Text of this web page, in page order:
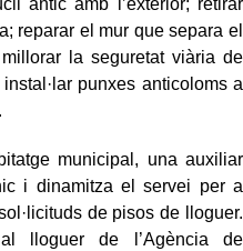
antic amb l’exterior; retirar
reparar el mur que separa el
la seguretat viària de
punxes anticoloms a
municipal, una auxiliar
i dinamitza el servei per a
de pisos de lloguer.
lloguer de l’Agència de